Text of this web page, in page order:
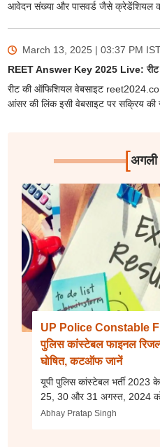
आवेदन संख्या और पासवर्ड जैसे क्रेडेंशियल
March 13, 2025 | 03:37 PM
REET Answer Key 2025 Live: रीट
रीट की ऑफिशियल वेबसाइट
आंसर की लिंक इसी वेबसाइट पर सक्रिय की
[
UP Police Constable
पुलिस कांस्टेबल फाइनल
घोषित, कटऑफ जानें
यूपी पुलिस कांस्टेबल भर्ती 2023 के
25, 30 और 31 अगस्त, 2024
Abhay Pratap Singh